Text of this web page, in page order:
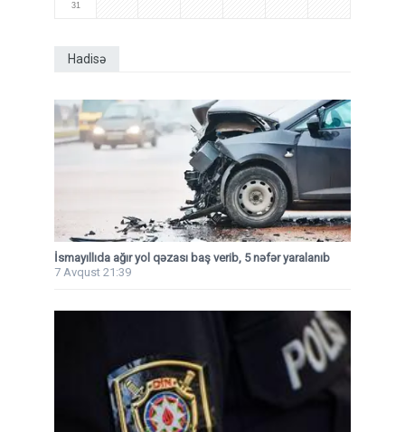
31
Hadisə
İsmayıllıda ağır yol qəzası baş verib, 5 nəfər yaralanıb
7 Avqust 21:39